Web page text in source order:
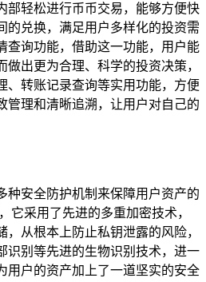
部轻松进行币币交易，能够方便快
的兑换，满足用户多样化的投资需
查询功能，借助这一功能，用户能
出更为合理、科学的投资决策，
、转账记录查询等实用功能，方便
管理和清晰追溯，让用户对自己的
种安全防护机制来保障用户资产的
它采用了先进的多重加密技术，
从根本上防止私钥泄露的风险，
识别等先进的生物识别技术，进一
用户的资产加上了一道坚实的安全